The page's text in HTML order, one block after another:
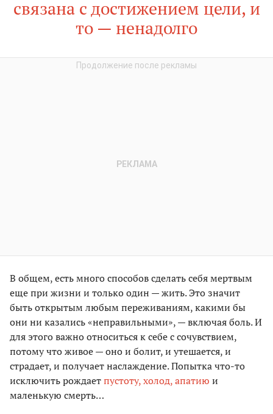
связана с достижением цели, и
то — ненадолго
В общем, есть много способов сделать себя мертвым
еще при жизни и только один — жить. Это значит
быть открытым любым переживаниям, какими бы
они ни казались «неправильными», — включая боль. И
для этого важно относиться к себе с сочувствием,
потому что живое — оно и болит, и утешается, и
страдает, и получает наслаждение. Попытка что-то
исключить рождаетпустоту, холод, апатию и
маленькую смерть…